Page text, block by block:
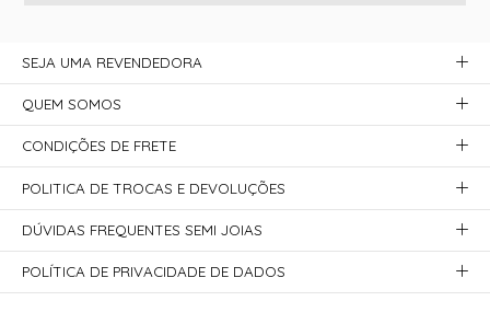
SEJA UMA REVENDEDORA
QUEM SOMOS
CONDIÇÕES DE FRETE
POLITICA DE TROCAS E DEVOLUÇÕES
DÚVIDAS FREQUENTES SEMI JOIAS
POLÍTICA DE PRIVACIDADE DE DADOS